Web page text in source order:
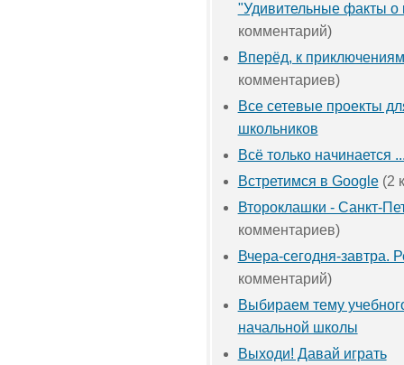
"Удивительные факты о
комментарий)
Вперёд, к
комментариев)
Все сетевые проекты
школьников
Всё только начинается
Встретимся в Google(2
Второклашки - Санкт-
комментариев)
Вчера-сегодня-завтра.
комментарий)
Выбираем тему
начальной школы
Выходи! Давай играть